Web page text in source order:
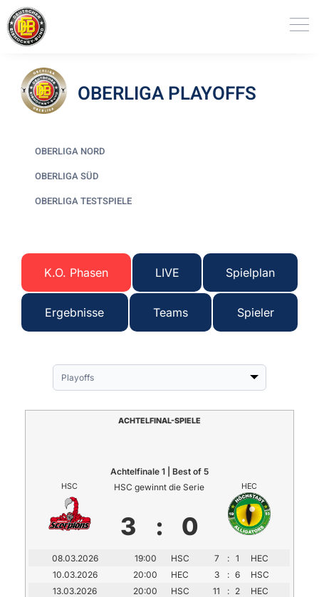
OBERLIGA PLAYOFFS
OBERLIGA NORD
OBERLIGA SÜD
OBERLIGA TESTSPIELE
K.O. Phasen LIVE Spielplan
Ergebnisse Teams Spieler
Playoffs
ACHTELFINAL-SPIELE
Achtelfinale 1 | Best of 5
HEC
HSC HSC gewinnt die Serie
3 : 0
08.03.2026 19:00 HSC 7 : 1
HEC
10.03.2026
20:00 HEC 3 : 6
HSC
13.03.2026
20:00 HSC 11 : 2 HEC